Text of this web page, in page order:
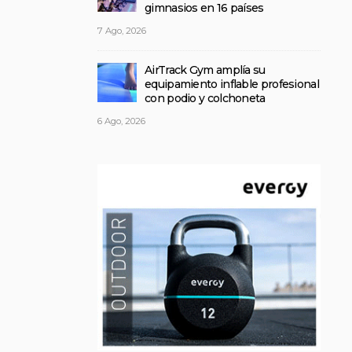
gimnasios en 16 países
7 Ago, 2026
AirTrack Gym amplía su
equipamiento inflable profesional
con podio y colchoneta
6 Ago, 2026